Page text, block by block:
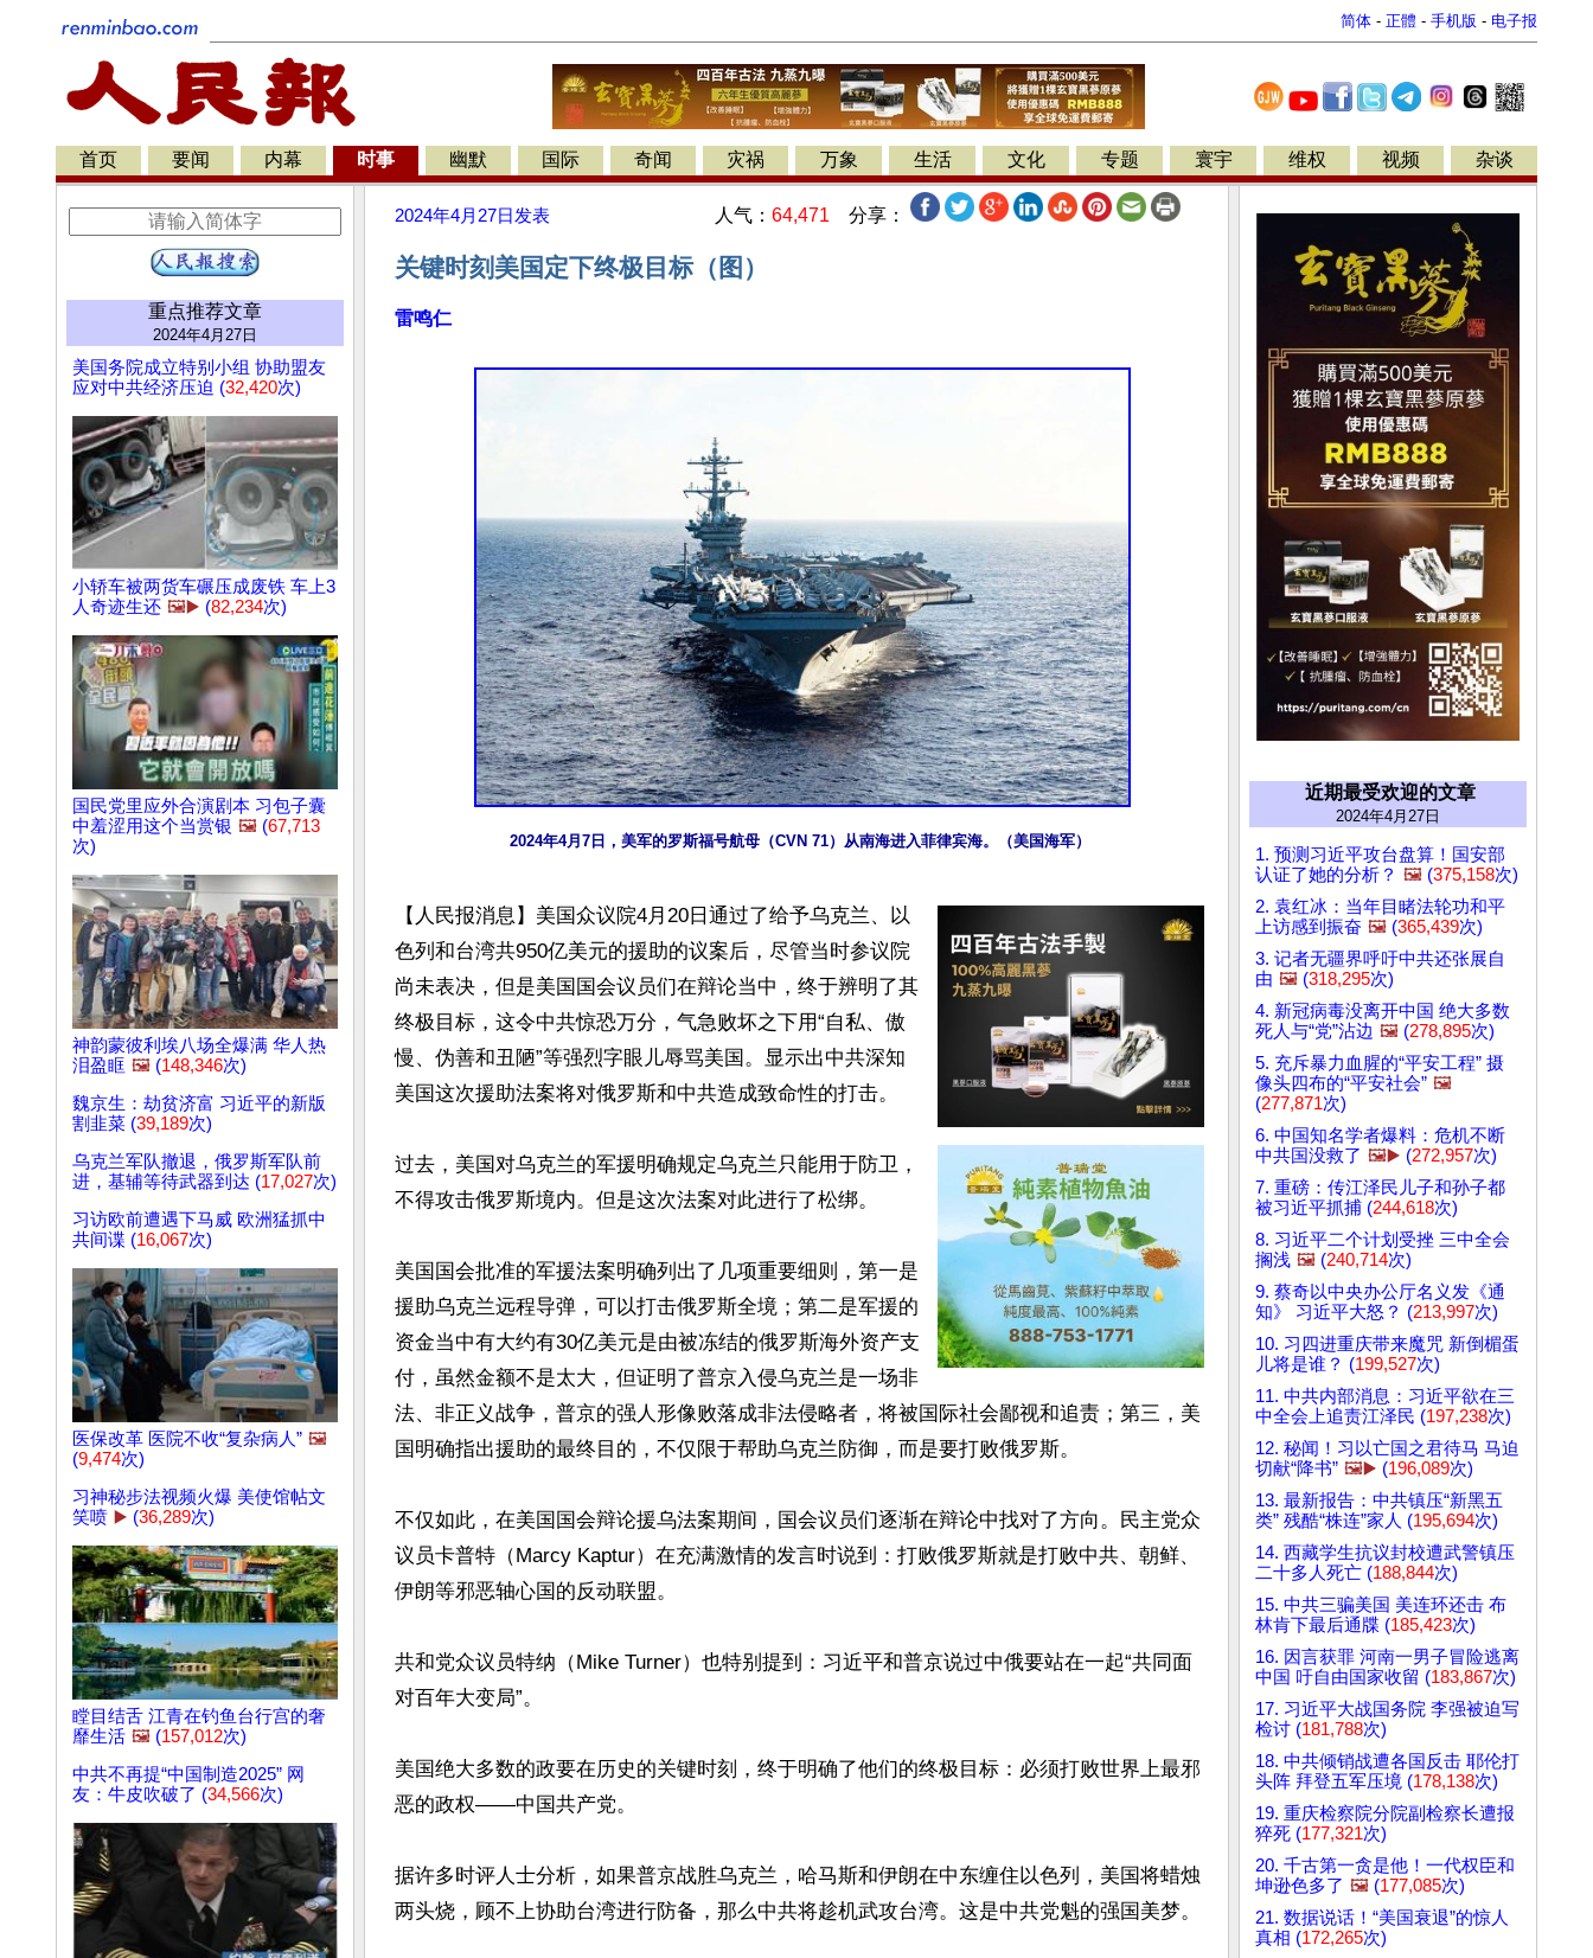
简体 - 正體 - 手机版 - 电子报
首页 要闻 内幕 时事 幽默 国际 奇闻 灾祸 万象 生活 文化 专题 寰宇 维权 视频 杂谈
重点推荐文章
2024年4月27日
美国务院成立特别小组 协助盟友
应对中共经济压迫 (32,420次)
小轿车被两货车碾压成废铁 车上3
人奇迹生还 🖼️▶️ (82,234次)
国民党里应外合演剧本 习包子囊
中羞涩用这个当赏银 🖼️ (67,713
次)
神韵蒙彼利埃八场全爆满 华人热
泪盈眶 🖼️ (148,346次)
魏京生：劫贫济富 习近平的新版
割韭菜 (39,189次)
乌克兰军队撤退，俄罗斯军队前
进，基辅等待武器到达 (17,027次)
习访欧前遭遇下马威 欧洲猛抓中
共间谍 (16,067次)
医保改革 医院不收“复杂病人” 🖼️
(9,474次)
习神秘步法视频火爆 美使馆帖文
笑喷 ▶️ (36,289次)
瞠目结舌 江青在钓鱼台行宫的奢
靡生活 🖼️ (157,012次)
中共不再提“中国制造2025” 网
友：牛皮吹破了 (34,566次)
2024年4月27日 发表 人气： 64,471 分享：
关键时刻美国定下终极目标（图）
雷鸣仁
2024年4月7日，美军的罗斯福号航母（CVN 71）从南海进入菲律宾海。（美国海军）
【人民报消息】美国众议院4月20日通过了给予乌克兰、以
色列和台湾共950亿美元的援助的议案后，尽管当时参议院
尚未表决，但是美国国会议员们在辩论当中，终于辨明了其
终极目标，这令中共惊恐万分，气急败坏之下用“自私、傲
慢、伪善和丑陋”等强烈字眼儿辱骂美国。显示出中共深知
美国这次援助法案将对俄罗斯和中共造成致命性的打击。
过去，美国对乌克兰的军援明确规定乌克兰只能用于防卫，
不得攻击俄罗斯境内。但是这次法案对此进行了松绑。
美国国会批准的军援法案明确列出了几项重要细则，第一是
援助乌克兰远程导弹，可以打击俄罗斯全境；第二是军援的
资金当中有大约有30亿美元是由被冻结的俄罗斯海外资产支
付，虽然金额不是太大，但证明了普京入侵乌克兰是一场非
法、非正义战争，普京的强人形像败落成非法侵略者，将被国际社会鄙视和追责；第三，美
国明确指出援助的最终目的，不仅限于帮助乌克兰防御，而是要打败俄罗斯。
不仅如此，在美国国会辩论援乌法案期间，国会议员们逐渐在辩论中找对了方向。民主党众
议员卡普特（Marcy Kaptur）在充满激情的发言时说到：打败俄罗斯就是打败中共、朝鲜、
伊朗等邪恶轴心国的反动联盟。
共和党众议员特纳（Mike Turner）也特别提到：习近平和普京说过中俄要站在一起“共同面
对百年大变局”。
美国绝大多数的政要在历史的关键时刻，终于明确了他们的终极目标：必须打败世界上最邪
恶的政权——中国共产党。
据许多时评人士分析，如果普京战胜乌克兰，哈马斯和伊朗在中东缠住以色列，美国将蜡烛
两头烧，顾不上协助台湾进行防备，那么中共将趁机武攻台湾。这是中共党魁的强国美梦。
近期最受欢迎的文章
2024年4月27日
1. 预测习近平攻台盘算！国安部
认证了她的分析？ 🖼️ (375,158次)
2. 袁红冰：当年目睹法轮功和平
上访感到振奋 🖼️ (365,439次)
3. 记者无疆界呼吁中共还张展自
由 🖼️ (318,295次)
4. 新冠病毒没离开中国 绝大多数
死人与“党”沾边 🖼️ (278,895次)
5. 充斥暴力血腥的“平安工程” 摄
像头四布的“平安社会” 🖼️
(277,871次)
6. 中国知名学者爆料：危机不断
中共国没救了 🖼️▶️ (272,957次)
7. 重磅：传江泽民儿子和孙子都
被习近平抓捕 (244,618次)
8. 习近平二个计划受挫 三中全会
搁浅 🖼️ (240,714次)
9. 蔡奇以中央办公厅名义发《通
知》 习近平大怒？ (213,997次)
10. 习四进重庆带来魔咒 新倒楣蛋
儿将是谁？ (199,527次)
11. 中共内部消息：习近平欲在三
中全会上追责江泽民 (197,238次)
12. 秘闻！习以亡国之君待马 马迫
切献“降书” 🖼️▶️ (196,089次)
13. 最新报告：中共镇压“新黑五
类” 残酷“株连”家人 (195,694次)
14. 西藏学生抗议封校遭武警镇压
二十多人死亡 (188,844次)
15. 中共三骗美国 美连环还击 布
林肯下最后通牒 (185,423次)
16. 因言获罪 河南一男子冒险逃离
中国 吁自由国家收留 (183,867次)
17. 习近平大战国务院 李强被迫写
检讨 (181,788次)
18. 中共倾销战遭各国反击 耶伦打
头阵 拜登五军压境 (178,138次)
19. 重庆检察院分院副检察长遭报
猝死 (177,321次)
20. 千古第一贪是他！一代权臣和
坤逊色多了 🖼️ (177,085次)
21. 数据说话！“美国衰退”的惊人
真相 (172,265次)